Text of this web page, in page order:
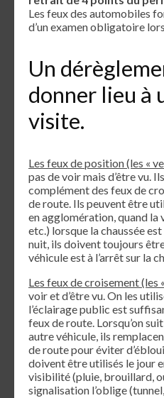
Les feux des automobiles
d’un examen obligatoire
Un
donner lieu à
visite.
Les feux de position (les «
pas de voir mais d’être vu.
complément des feux de
de route. Ils peuvent être
en agglomération, quand
etc.) lorsque la chaussée
nuit, ils doivent toujours
véhicule est à l’arrêt sur la
Les feux de croisement (les
voir et d’être vu. On les
l’éclairage public est
feux de route. Lorsqu’on
autre véhicule, ils
de route pour éviter
doivent être utilisés le jour
visibilité (pluie, brouillard,
signalisation l’oblige